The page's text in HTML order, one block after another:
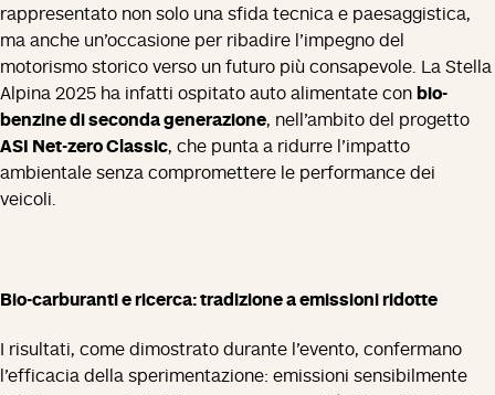
rappresentato non solo una sfida tecnica e paesaggistica,
ma anche un’occasione per ribadire l’impegno del
motorismo storico verso un futuro più consapevole. La Stella
Alpina 2025 ha infatti ospitato auto alimentate con bio-
benzine di seconda generazione, nell’ambito del progetto
ASI Net-zero Classic, che punta a ridurre l’impatto
ambientale senza compromettere le performance dei
veicoli.
Bio-carburanti e ricerca: tradizione a emissioni ridotte
I risultati, come dimostrato durante l’evento, confermano
l’efficacia della sperimentazione: emissioni sensibilmente